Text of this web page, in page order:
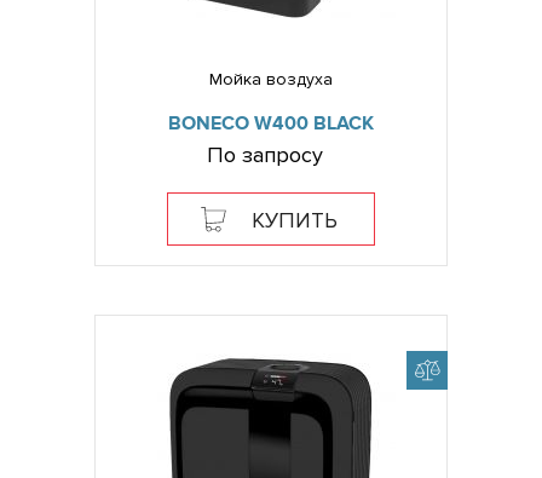
Мойка воздуха
BONECO W400 BLACK
По запросу
КУПИТЬ